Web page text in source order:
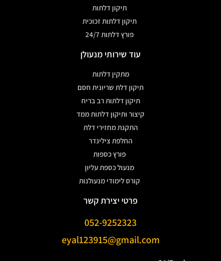
תיקון דלתות
תיקון דלתות זכוכית
פורץ דלתות 24/7
עוד שירותי מנעולן
מתקין דלתות
תיקון דלת שריונית חסם
תיקון דלתות רב בריח
קיצור ותיקון דלתות ממד
התקנת מחזירי דלת
החלפת צילינדר
פורץ כספות
מנעול כספת עליון
קורס לימודי מנעולנות
פרטי יצירת קשר
052-9252323
eyal123915@gmail.com